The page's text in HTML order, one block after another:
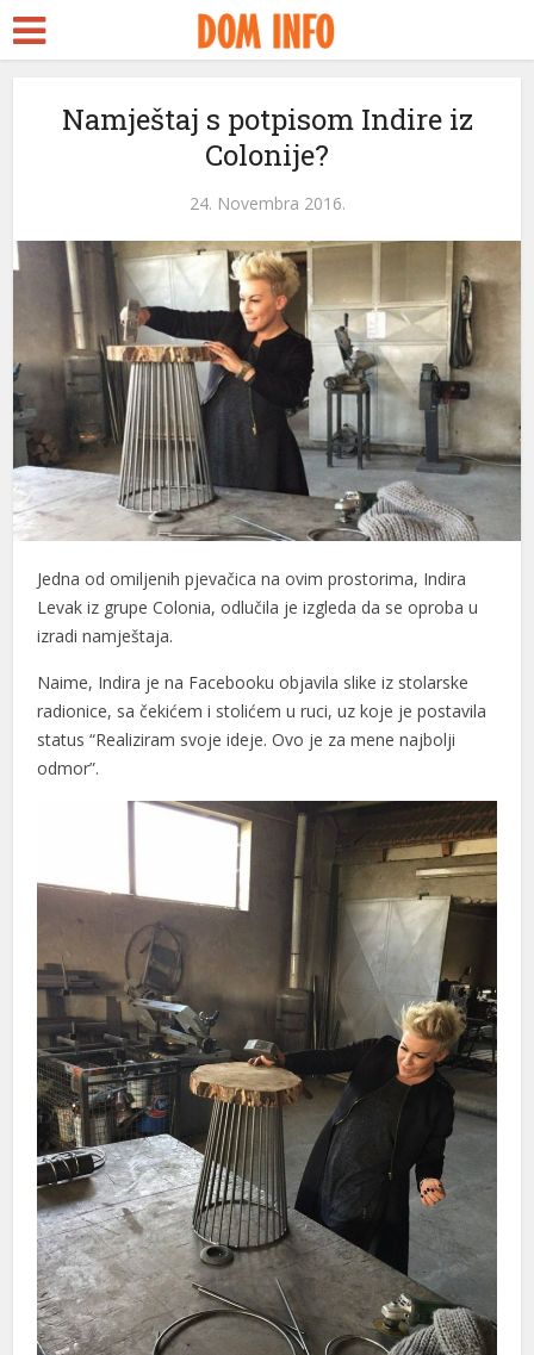
Namještaj s potpisom Indire iz
Colonije?
24. Novembra 2016.
Jedna od omiljenih pjevačica na ovim prostorima, Indira
Levak iz grupe Colonia, odlučila je izgleda da se oproba u
izradi namještaja.
Naime, Indira je na Facebooku objavila slike iz stolarske
radionice, sa čekićem i stolićem u ruci, uz koje je postavila
status “Realiziram svoje ideje. Ovo je za mene najbolji
odmor”.